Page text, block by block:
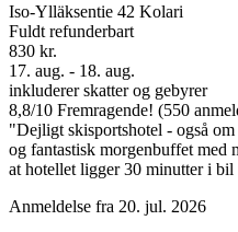
Iso-Ylläksentie 42 Kolari
Fuldt refunderbart
830 kr.
17. aug. - 18. aug.
inkluderer skatter og gebyrer
8,8/10 Fremragende! (550
"Dejligt skisportshotel - også
og fantastisk morgenbuffet med
at hotellet ligger 30 minutter i
Anmeldelse fra 20. jul. 2026